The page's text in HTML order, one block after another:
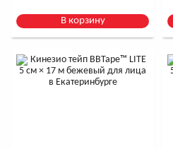
В корзину